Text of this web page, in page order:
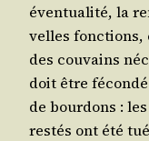
éven­tua­li­té, la
velles fonc­tions,
des cou­vains
doit être
de bour­dons :
res­tés ont été